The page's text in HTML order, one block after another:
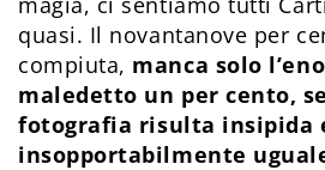
quasi. Il novantanove per
compiuta, manca solo
maledetto un per cento,
fotografia risulta insipida
insopportabilmente